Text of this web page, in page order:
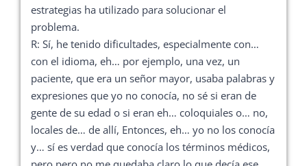
estrategias ha utilizado para solucionar el
problema.
R: Sí, he tenido dificultades, especialmente con…
con el idioma, eh… por ejemplo, una vez, un
paciente, que era un señor mayor, usaba palabras y
expresiones que yo no conocía, no sé si eran de
gente de su edad o si eran eh… coloquiales o… no,
locales de… de allí, Entonces, eh… yo no los conocía
y… sí es verdad que conocía los términos médicos,